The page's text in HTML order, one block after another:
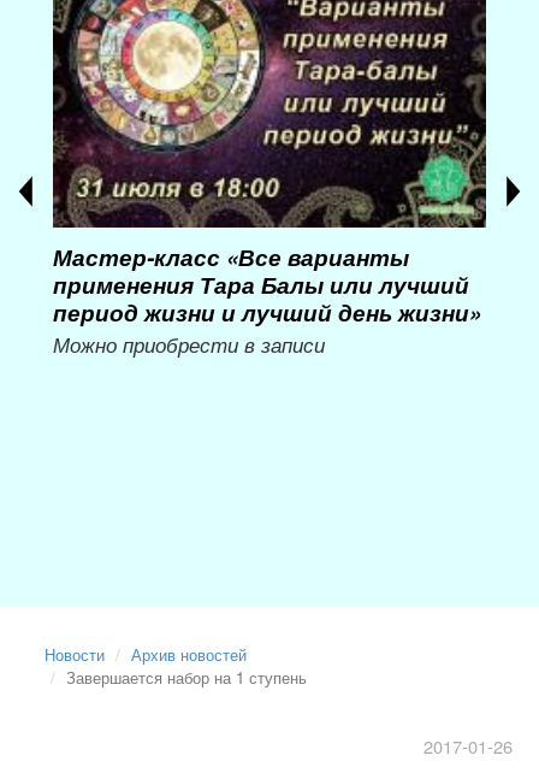
Мастер-класс «Все варианты
применения Тара Балы или лучший
период жизни и лучший день жизни»
Можно приобрести в записи
Новости
Архив новостей
Завершается набор на 1 ступень
2017-01-26